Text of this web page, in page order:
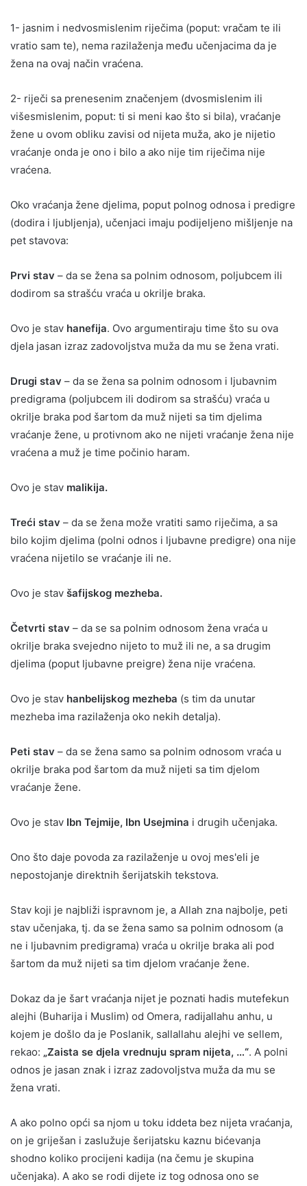
1- jasnim i nedvosmislenim riječima (poput: vračam te ili
vratio sam te), nema razilaženja među učenjacima da je
žena na ovaj način vraćena.
2- riječi sa prenesenim značenjem (dvosmislenim ili
višesmislenim, poput: ti si meni kao što si bila), vraćanje
žene u ovom obliku zavisi od nijeta muža, ako je nijetio
vraćanje onda je ono i bilo a ako nije tim riječima nije
vraćena.
Oko vraćanja žene djelima, poput polnog odnosa i predigre
(dodira i ljubljenja), učenjaci imaju podijeljeno mišljenje na
pet stavova:
Prvi stav – da se žena sa polnim odnosom, poljubcem ili
dodirom sa strašću vraća u okrilje braka.
Ovo je stav hanefija. Ovo argumentiraju time što su ova
djela jasan izraz zadovoljstva muža da mu se žena vrati.
Drugi stav – da se žena sa polnim odnosom i ljubavnim
predigrama (poljubcem ili dodirom sa strašću) vraća u
okrilje braka pod šartom da muž nijeti sa tim djelima
vraćanje žene, u protivnom ako ne nijeti vraćanje žena nije
vraćena a muž je time počinio haram.
Ovo je stav malikija.
Treći stav – da se žena može vratiti samo riječima, a sa
bilo kojim djelima (polni odnos i ljubavne predigre) ona nije
vraćena nijetilo se vraćanje ili ne.
Ovo je stav šafijskog mezheba.
Četvrti stav – da se sa polnim odnosom žena vraća u
okrilje braka svejedno nijeto to muž ili ne, a sa drugim
djelima (poput ljubavne preigre) žena nije vraćena.
Ovo je stav hanbelijskog mezheba (s tim da unutar
mezheba ima razilaženja oko nekih detalja).
Peti stav – da se žena samo sa polnim odnosom vraća u
okrilje braka pod šartom da muž nijeti sa tim djelom
vraćanje žene.
Ovo je stav Ibn Tejmije, Ibn Usejmina i drugih učenjaka.
Ono što daje povoda za razilaženje u ovoj mes'eli je
nepostojanje direktnih šerijatskih tekstova.
Stav koji je najbliži ispravnom je, a Allah zna najbolje, peti
stav učenjaka, tj. da se žena samo sa polnim odnosom (a
ne i ljubavnim predigrama) vraća u okrilje braka ali pod
šartom da muž nijeti sa tim djelom vraćanje žene.
Dokaz da je šart vraćanja nijet je poznati hadis mutefekun
alejhi (Buharija i Muslim) od Omera, radijallahu anhu, u
kojem je došlo da je Poslanik, sallallahu alejhi ve sellem,
rekao: „Zaista se djela vrednuju spram nijeta, …“. A polni
odnos je jasan znak i izraz zadovoljstva muža da mu se
žena vrati.
A ako polno opći sa njom u toku iddeta bez nijeta vraćanja,
on je griješan i zaslužuje šerijatsku kaznu bićevanja
shodno koliko procijeni kadija (na čemu je skupina
učenjaka). A ako se rodi dijete iz tog odnosa ono se